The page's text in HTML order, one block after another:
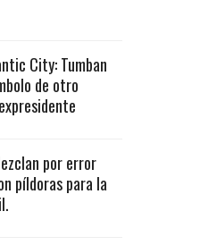
City: Tumban
de otro
por error
píldoras para la